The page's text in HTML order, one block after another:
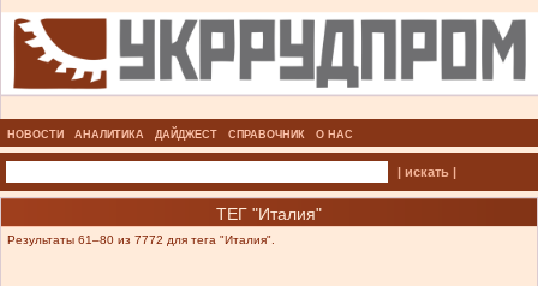
НОВОСТИ АНАЛИТИКА ДАЙДЖЕСТ СПРАВОЧНИК О НАС
| искать |
ТЕГ "Италия"
Результаты 61–80 из 7772 для тега "Италия".